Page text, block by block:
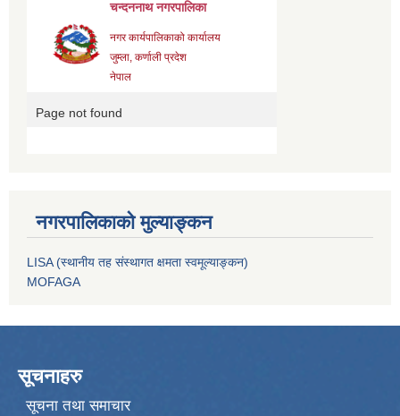
नगरपालिकाको मुल्याङ्कन
LISA (स्थानीय तह संस्थागत क्षमता स्वमूल्याङ्कन)
MOFAGA
सूचनाहरु
सूचना तथा समाचार